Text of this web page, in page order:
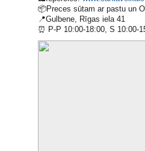
📦Preces sūtam ar pastu un
📍Gulbene, Rīgas iela 41
⏰ P-P 10:00-18:00, S 10:00-